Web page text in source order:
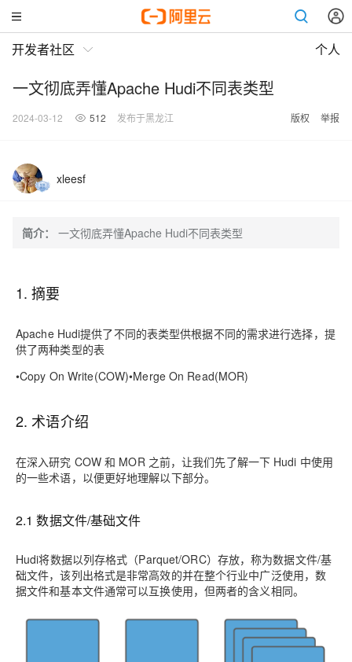
开发者社区 个人
一文彻底弄懂Apache Hudi不同表类型
2024-03-12 512 发布于黑龙江 版权 举报
xleesf
简介： 一文彻底弄懂Apache Hudi不同表类型
1. 摘要
Apache Hudi提供了不同的表类型供根据不同的需求进行选择，提
供了两种类型的表
•Copy On Write(COW)•Merge On Read(MOR)
2. 术语介绍
在深入研究 COW 和 MOR 之前，让我们先了解一下 Hudi 中使用
的一些术语，以便更好地理解以下部分。
2.1 数据文件/基础文件
Hudi将数据以列存格式（Parquet/ORC）存放，称为数据文件/基
础文件，该列出格式是非常高效的并在整个行业中广泛使用，数
据文件和基本文件通常可以互换使用，但两者的含义相同。